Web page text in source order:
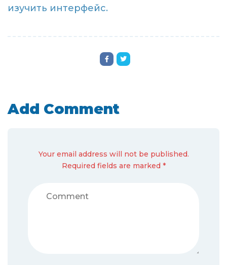
изучить интерфейс.
Add Comment
Your email address will not be published.
Required fields are marked *